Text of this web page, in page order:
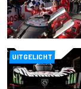
UITGELICHT